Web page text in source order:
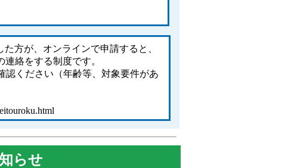
方が、オンラインで申請すると、
絡をする制度です。
認ください（年齢等、対象要件があ
らせ